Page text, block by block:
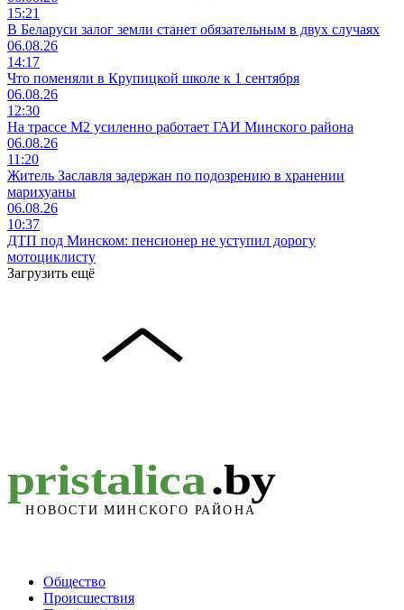
15:21
В Беларуси залог земли станет обязательным в двух случаях
06.08.26
14:17
Что поменяли в Крупицкой школе к 1 сентября
06.08.26
12:30
На трассе М2 усиленно работает ГАИ Минского района
06.08.26
11:20
Житель Заславля задержан по подозрению в хранении
марихуаны
06.08.26
10:37
ДТП под Минском: пенсионер не уступил дорогу
мотоциклисту
Загрузить ещё
Общество
Происшествия